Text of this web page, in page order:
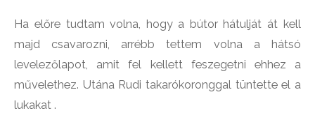
Ha előre tudtam volna, hogy a bútor hátulját át kell
majd csavarozni, arrébb tettem volna a hátsó
levelezőlapot, amit fel kellett feszegetni ehhez a
művelethez. Utána Rudi takarókoronggal tüntette el a
lukakat .